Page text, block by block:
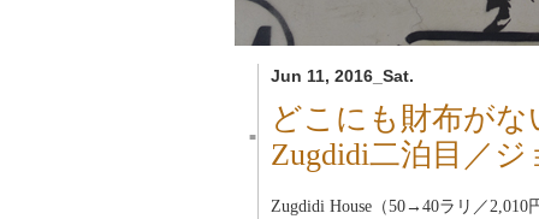
Jun 11, 2016_Sat.
■
どこにも財布が
Zugdidi二泊目／
Zugdidi House（50→40ラリ／2,010